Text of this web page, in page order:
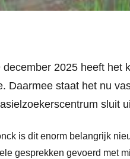
december 2025 heeft het
Daarmee staat het nu
sluit
is dit enorm belangrijk
gesprekken gevoerd met